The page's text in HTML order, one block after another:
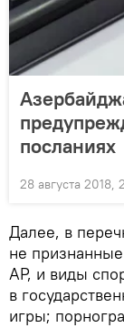
посланиях
28 августа 2018,
Далее, в
не
АР, и виды
в
игры;